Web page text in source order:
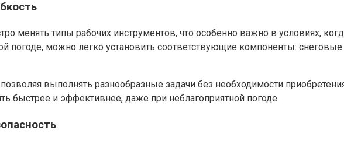
менять типы рабочих инструментов, что особенно важно в условиях,
погоде, можно легко установить соответствующие компоненты:
выполнять разнообразные задачи без необходимости
быстрее и эффективнее, даже при неблагоприятной погоде.